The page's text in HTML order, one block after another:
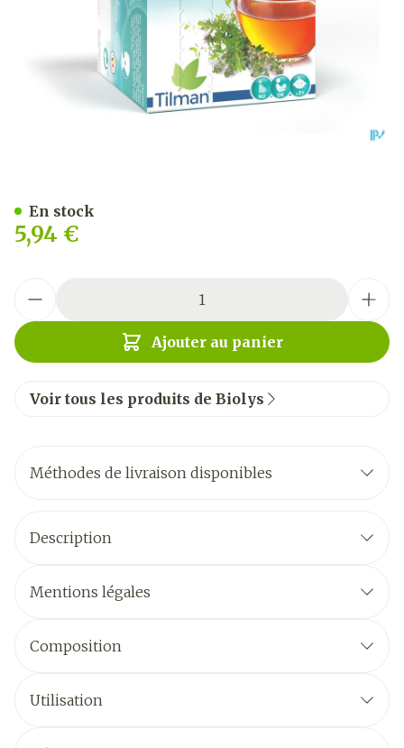
5,94 €
Ajouter au panier
En stock
Voir tous les produits de Biolys
Méthodes de livraison disponibles
Description
Mentions légales
Composition
Utilisation